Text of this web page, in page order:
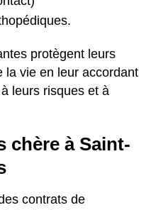
protègent leurs
la vie en leur accordant
leurs risques et à
chère à Saint-
contrats de